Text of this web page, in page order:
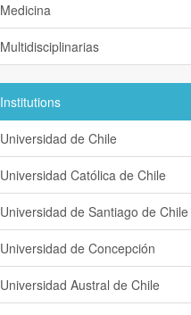
Medicina
Multidisciplinarias
Institutions
Universidad de Chile
Universidad Católica de Chile
Universidad de Santiago de Chile
Universidad de Concepción
Universidad Austral de Chile